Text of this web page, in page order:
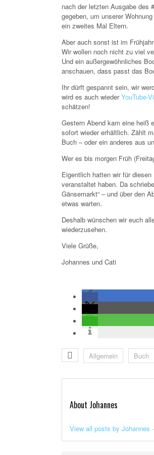
nach der letzten Ausgabe des
gegeben, um unserer
ein zweites Mal Eltern.
Aber auch sonst ist im
Wir wollen noch nicht zu viel
Und ein außergewöhnliches
anschauen, dass passt das
Ihr dürft gespannt sein, wir
wird es auch wiederYouTube-
schätzen!
Gestern Abend kam eine heiß
sofort wieder erhältlich. Zählt
Buch – oder ein anderes aus
Wer es bis morgen Früh
Eigentlich hatten wir für
veranstaltet haben. Da
Gänsemarkt“ – und über den
etwas warten.
Deshalb wünschen wir euch
wiederzusehen.
Viele Grüße,
Johannes und Cati
Allgemein Buch
About Johannes
View all posts by Johannes